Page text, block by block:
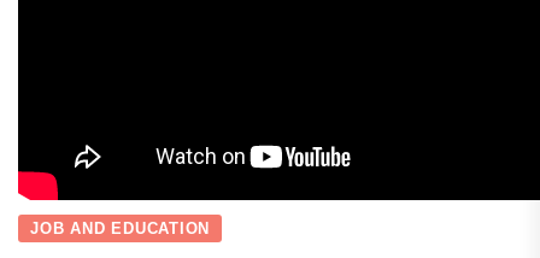
JOB AND EDUCATION